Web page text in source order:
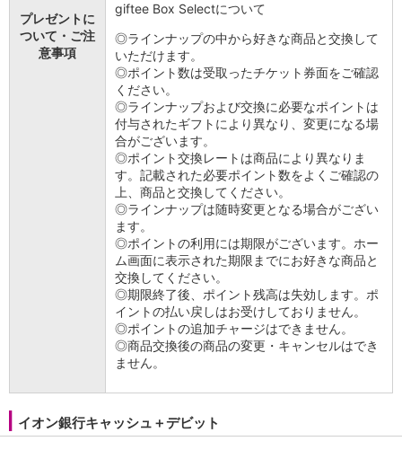
プレゼントに
ついて・ご注
意事項
giftee Box Selectについて
◎ラインナップの中から好きな商品と交換して
いただけます。
◎ポイント数は受取ったチケット券面をご確認
ください。
◎ラインナップおよび交換に必要なポイントは
付与されたギフトにより異なり、変更になる場
合がございます。
◎ポイント交換レートは商品により異なりま
す。記載された必要ポイント数をよくご確認の
上、商品と交換してください。
◎ラインナップは随時変更となる場合がござい
ます。
◎ポイントの利用には期限がございます。ホー
ム画面に表示された期限までにお好きな商品と
交換してください。
◎期限終了後、ポイント残高は失効します。ポ
イントの払い戻しはお受けしておりません。
◎ポイントの追加チャージはできません。
◎商品交換後の商品の変更・キャンセルはでき
ません。
イオン銀行キャッシュ＋デビット